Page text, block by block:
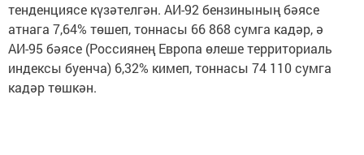
тенденциясе күзәтелгән. АИ-92 бензинының бәясе
атнага 7,64% төшеп, тоннасы 66 868 сумга кадәр, ә
АИ-95 бәясе (Россиянең Европа өлеше территориаль
индексы буенча) 6,32% кимеп, тоннасы 74 110 сумга
кадәр төшкән.